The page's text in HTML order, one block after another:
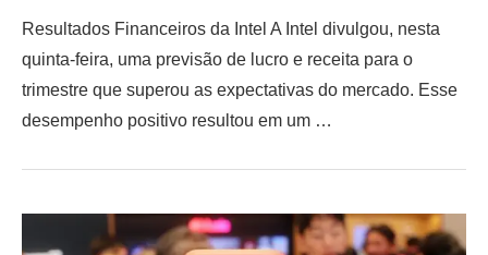
Resultados Financeiros da Intel A Intel divulgou, nesta
quinta-feira, uma previsão de lucro e receita para o
trimestre que superou as expectativas do mercado. Esse
desempenho positivo resultou em um …